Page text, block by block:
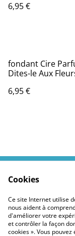
6,95 €
fondant Cire
Dites-le Aux
6,95 €
Cookies
Ce site Internet utilise
nous aident à
d'améliorer votre
et contrôler la façon
cookies ». Vous